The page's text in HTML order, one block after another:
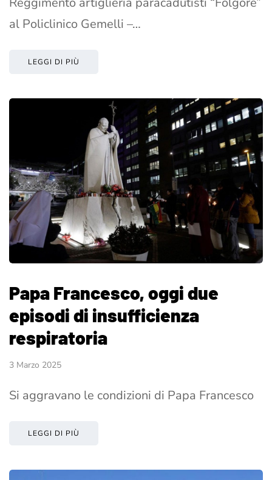
al Policlinico Gemelli –…
LEGGI DI PIÙ
Papa Francesco, oggi due
episodi di insufficienza
respiratoria
3 Marzo 2025
Si aggravano le condizioni di Papa Francesco
LEGGI DI PIÙ